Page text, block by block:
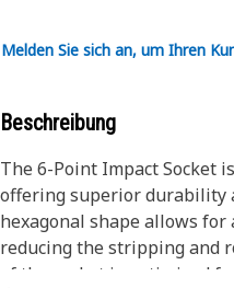
Melden Sie sich an, um Ihren
Beschreibung
The 6-Point Impact Socket
offering superior durability
hexagonal shape allows
reducing the stripping and
of the socket is optimized